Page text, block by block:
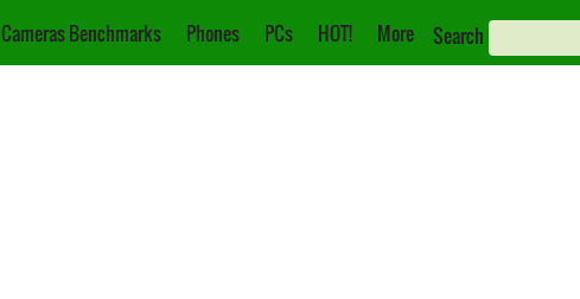
Cameras Benchmarks Phones PCs HOT! More Search